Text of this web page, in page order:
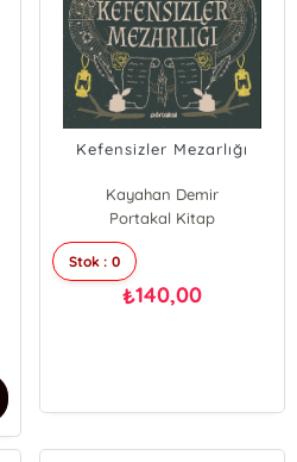
Kefensizler Mezarlığı
Kayahan Demir
Portakal Kitap
Stok : 0
₺140,00